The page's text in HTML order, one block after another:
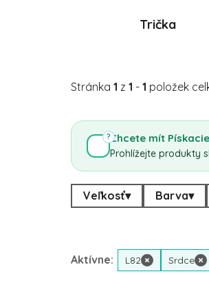
Trička
Stránka 1 z 1 - 1 položek
Chcete mít
Prohlížejte produkty
?
Veľkosť▾ Barva▾
Aktívne: L82 × Srdce ×